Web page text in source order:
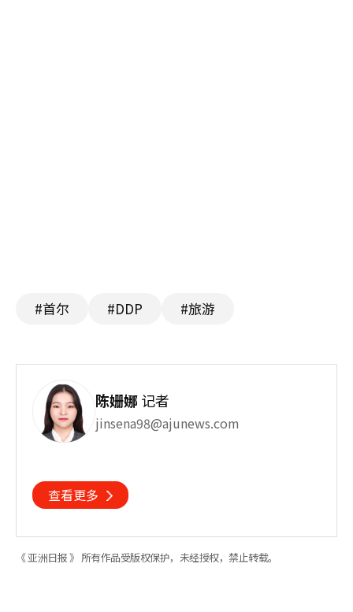
#首尔 #DDP #旅游
陈姗娜记者
jinsena98@ajunews.com
查看更多
《 亚洲日报 》 所有作品受版权保护，未经授权，禁止转载。